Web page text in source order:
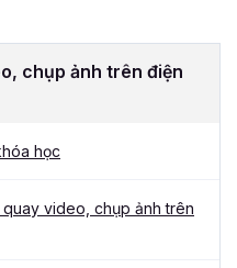
chụp ảnh trên điện
học
video, chụp ảnh trên